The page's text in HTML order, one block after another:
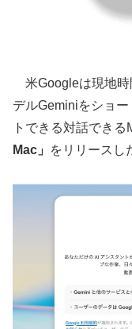
米Googleは現地時
デルGeminiをショ
トできる対話できる
Mac」
をリリースし